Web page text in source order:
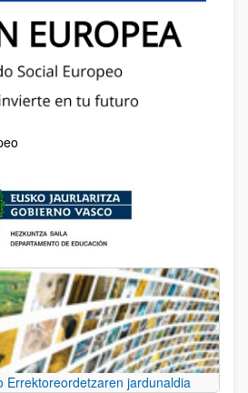
Errektoreordetzaren jardunaldia